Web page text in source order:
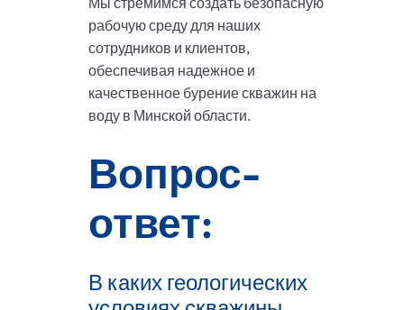
рабочую среду для наших
сотрудников и клиентов,
обеспечивая надежное и
качественное бурение скважин на
воду в Минской области.
Вопрос-
ответ:
В каких геологических